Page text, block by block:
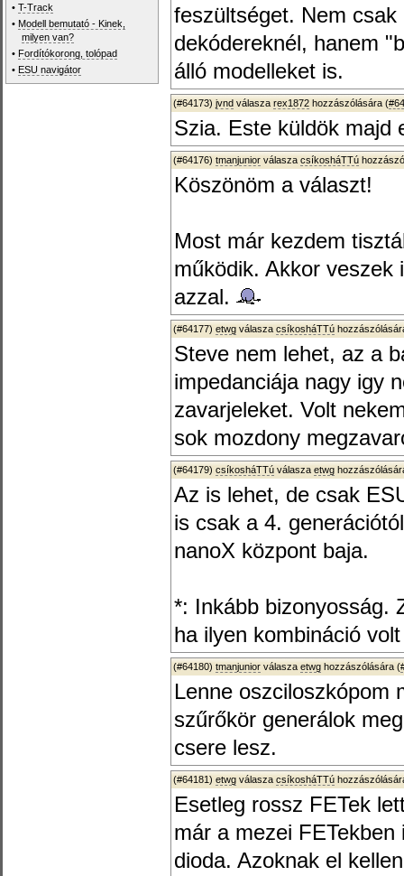
•T-Track
• Modell bemutató - Kinek,
milyen van?
• Fordítókorong, tolópad
• ESU navigátor
feszültséget. Nem
dekódereknél, hanem
álló modelleket is.
(#64173) jvnd válasza rex1872 hozzászólására (
Szia. Este küldök majd
(#64176) tmanjunior válasza csíkosháTTú
Köszönöm a választ!
Most már kezdem
működik. Akkor veszek
azzal.
(#64177) etwg válasza csíkosháTTú
Steve nem lehet, az a
impedanciája nagy igy
zavarjeleket. Volt
sok mozdony
(#64179) csíkosháTTú válasza etwg
Az is lehet, de csak
is csak a 4.
nanoX központ baja.
*: Inkább bizonyosság.
ha ilyen kombináció
(#64180) tmanjunior válasza etwg hozzászólására (
Lenne oszciloszkópom
szűrőkör generálok
csere lesz.
(#64181) etwg válasza csíkosháTTú
Esetleg rossz FETek
már a mezei
dioda. Azoknak el